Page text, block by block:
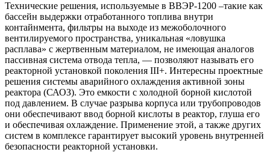
Технические решения, используемые в ВВЭР-1200 –такие как
бассейн выдержки отработанного топлива внутри
контайнмента, фильтры на выходе из межоболочного
вентилируемого пространства, уникальная «ловушка
расплава» с жертвенным материалом, не имеющая аналогов
пассивная система отвода тепла, — позволяют называть его
реакторной установкой поколения III+. Интересны проектные
решения системы аварийного охлаждения активной зоны
реактора (САОЗ). Это емкости с холодной борной кислотой
под давлением. В случае разрыва корпуса или трубопроводов
они обеспечивают ввод борной кислоты в реактор, глуша его
и обеспечивая охлаждение. Применение этой, а также других
систем в комплексе гарантирует высокий уровень внутренней
безопасности реакторной установки.